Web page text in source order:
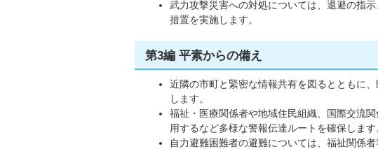
武力攻撃災害への対処については、退避の指
措置を実施します。
第3編 平素からの備え
近隣の市町と緊密な情報共有を図るとともに
します。
福祉・医療関係者や地域住民組織、国際交流
用するなど多様な警報伝達ルートを確保します
自力避難困難者の避難については、福祉関係